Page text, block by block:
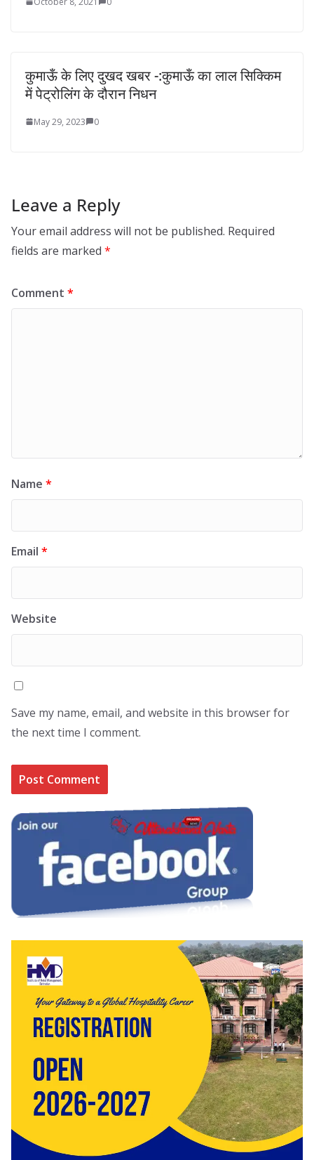
कुमाऊँ के लिए दुखद खबर -:कुमाऊँ का लाल सिक्किम
में पेट्रोलिंग के दौरान निधन
May 29, 2023 0
Leave a Reply
Your email address will not be published. Required
fields are marked *
Comment *
Name *
Email *
Website
Save my name, email, and website in this browser for
the next time I comment.